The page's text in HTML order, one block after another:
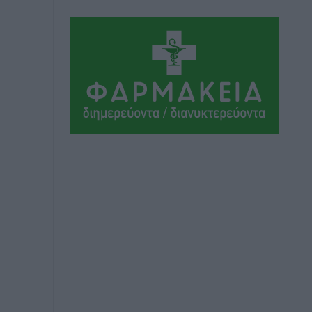
Συνελήφθη 37χρονη στη Ρόδο γιατί
είχε αφήσει τα τρία ανήλικα παιδιά της
χωρίς επιτήρηση
Τοπικές Ειδήσεις πριν 9 ώρες
Σταυρός Καλυθιών: Απέκτησε την